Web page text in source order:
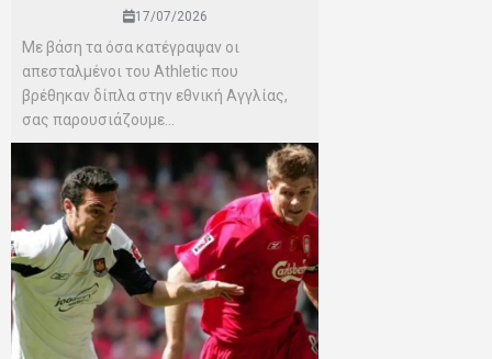
17/07/2026
Mε βάση τα όσα κατέγραψαν οι
απεσταλμένοι του Αthletic που
βρέθηκαν δίπλα στην εθνική Αγγλίας,
σας παρουσιάζουμε...